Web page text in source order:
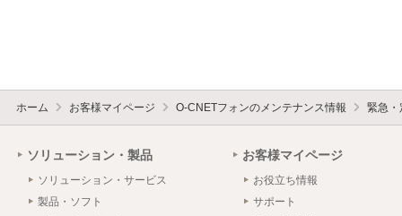
ホーム お客様マイページ O-CNETフォンのメンテナンス情報 緊急・
ソリューション・製品
ソリューション・サービス
製品・ソフト
お客様マイページ
お役立ち情報
サポート